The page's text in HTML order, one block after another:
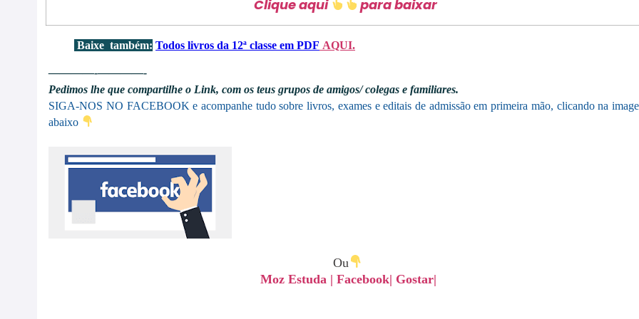
Clique aqui para baixar
Baixe também: Todos livros da 12ª classe em PDF AQUI.
————-————-
Pedimos lhe que compartilhe o Link, com os teus grupos de amigos/ colegas e familiares.
SIGA-NOS NO FACEBOOKe acompanhe tudo sobre livros, exames e editais de admissão em primeira mão, clicandona
abaixo
Ou
Moz Estuda | Facebook| Gostar|